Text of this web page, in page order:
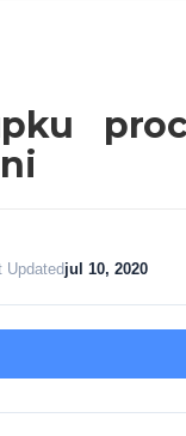
Updatedjul 10, 2020